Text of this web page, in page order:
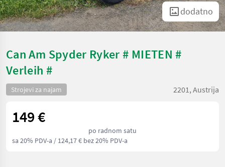
dodatno
Can Am Spyder Ryker # MIETEN #
Verleih #
Strojevi za najam 2201, Austrija
149 €
po radnom satu
sa 20% PDV-a / 124,17 € bez 20% PDV-a